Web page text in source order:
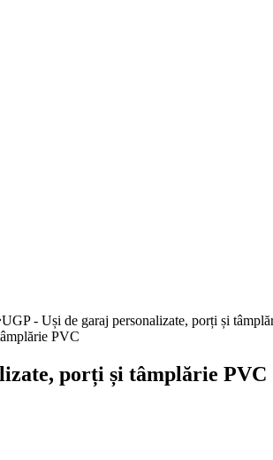
UGP - Uși de garaj personalizate, porți și
porți și tâmplărie PVC